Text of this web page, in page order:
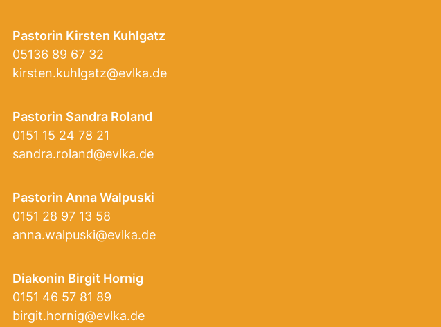
Pastorin Kirsten Kuhlgatz
05136 89 67 32
kirsten.kuhlgatz@evlka.de
Pastorin Sandra Roland
0151 15 24 78 21
sandra.roland@evlka.de
Pastorin Anna Walpuski
0151 28 97 13 58
anna.walpuski@evlka.de
Diakonin Birgit Hornig
0151 46 57 81 89
birgit.hornig@evlka.de